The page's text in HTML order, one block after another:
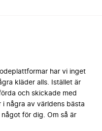
har vi inget
kläder alls. Istället är
och skickade med
i några av världens bästa
för dig. Om så är